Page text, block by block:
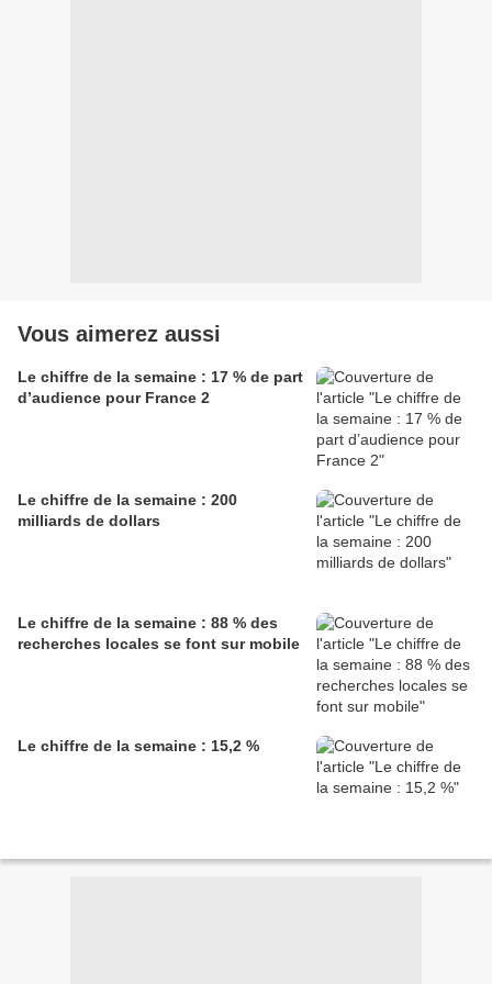
Vous aimerez aussi
Le chiffre de la semaine : 17 % de part
d’audience pour France 2
Le chiffre de la semaine : 200
milliards de dollars
Le chiffre de la semaine : 88 % des
recherches locales se font sur mobile
Le chiffre de la semaine : 15,2 %